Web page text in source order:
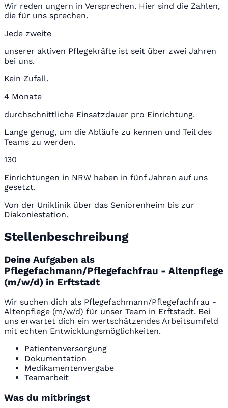
Wir reden ungern in Versprechen. Hier sind die Zahlen,
die für uns sprechen.
Jede zweite
unserer aktiven Pflegekräfte ist seit über zwei Jahren
bei uns.
Kein Zufall.
4 Monate
durchschnittliche Einsatzdauer pro Einrichtung.
Lange genug, um die Abläufe zu kennen und Teil des
Teams zu werden.
130
Einrichtungen in NRW haben in fünf Jahren auf uns
gesetzt.
Von der Uniklinik über das Seniorenheim bis zur
Diakoniestation.
Stellenbeschreibung
Deine Aufgaben als
Pflegefachmann/Pflegefachfrau - Altenpflege
(m/w/d) in Erftstadt
Wir suchen dich als Pflegefachmann/Pflegefachfrau -
Altenpflege (m/w/d) für unser Team in Erftstadt. Bei
uns erwartet dich ein wertschätzendes Arbeitsumfeld
mit echten Entwicklungsmöglichkeiten.
Patientenversorgung
Dokumentation
Medikamentenvergabe
Teamarbeit
Was du mitbringst